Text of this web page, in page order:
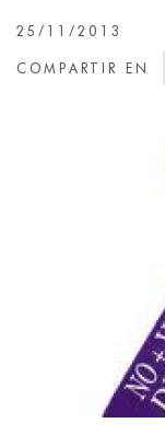
25/11/2013
COMPARTIR EN